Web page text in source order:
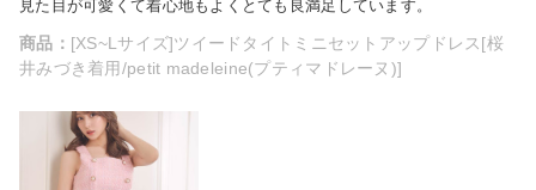
見た目が可愛くて着心地もよくとても良満足しています。
商品： [XS~Lサイズ]ツイードタイトミニセットアップドレス[桜
井みづき着用/petit madeleine(プティマドレーヌ)]